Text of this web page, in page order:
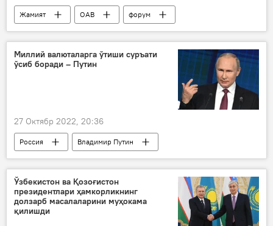
Жамият ОАВ
форум
Ўзбекистон
Россия
Миллий валюталарга ўтиши суръати
ўсиб боради – Путин
27 Октябр 2022, 20:36
Россия Владимир Путин
Ўзбекистон ва Қозоғистон
президентлари ҳамкорликнинг
долзарб масалаларини муҳокама
қилишди